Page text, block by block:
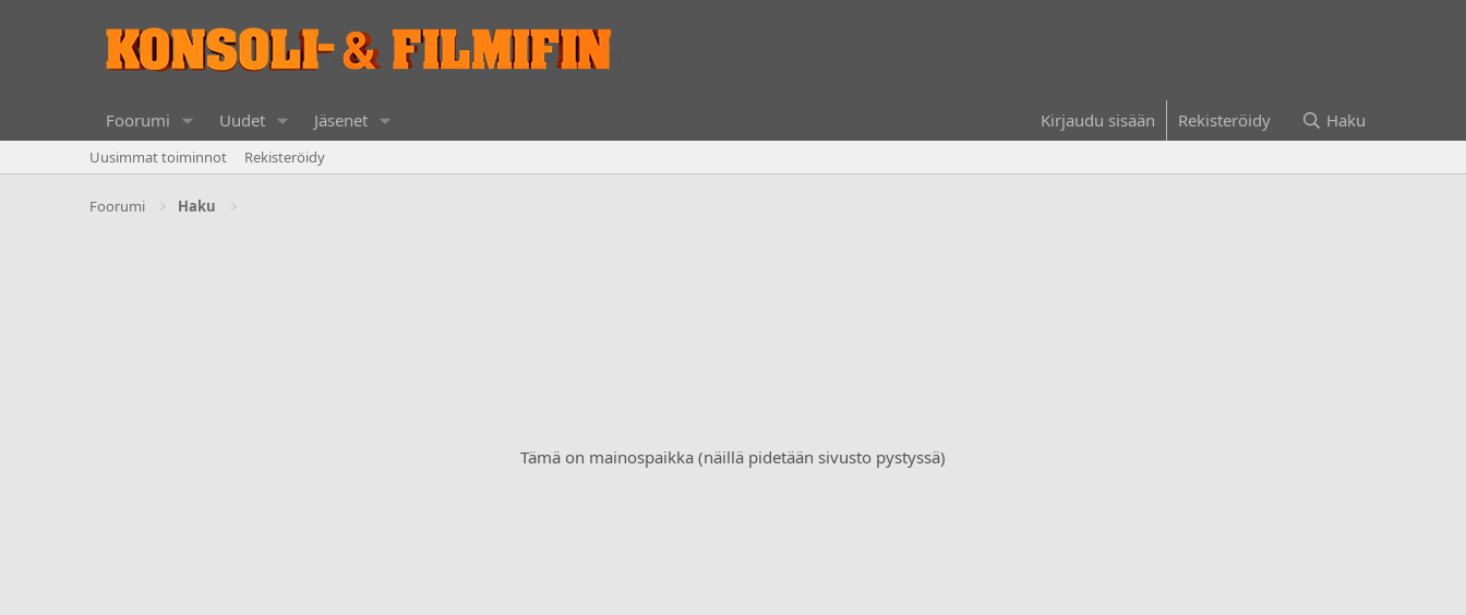
Foorumi Uudet Jäsenet Kirjaudu sisään Rekisteröidy Haku
Uusimmat toiminnot Rekisteröidy
Foorumi Haku
Tämä on mainospaikka (näillä pidetään sivusto pystyssä)